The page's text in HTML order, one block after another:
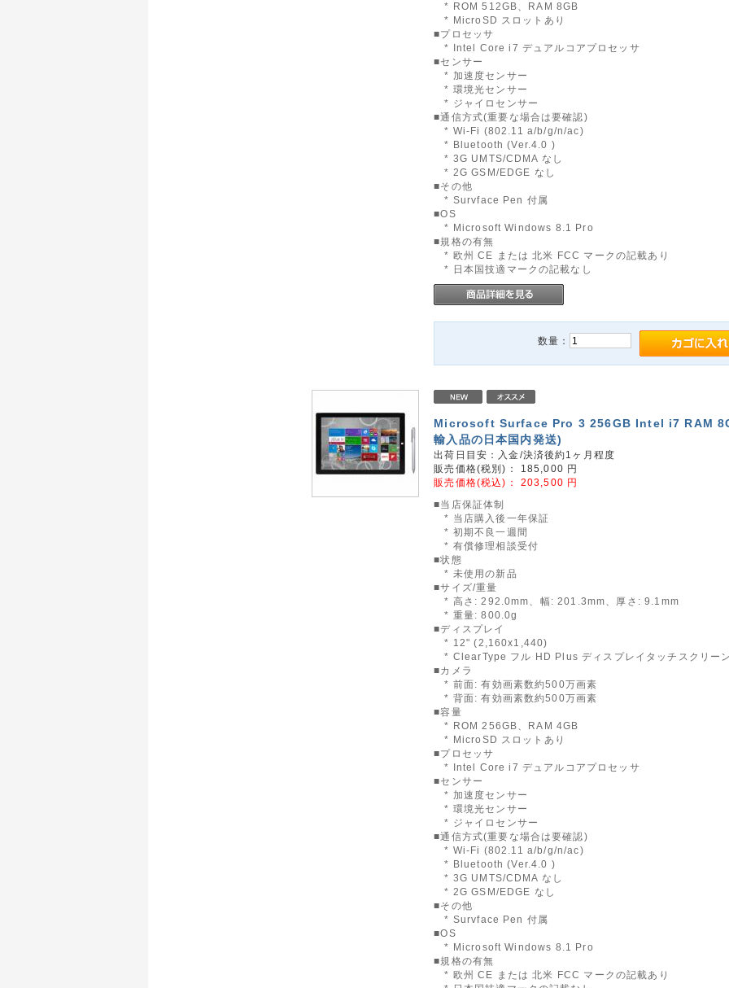
* ROM 512GB、RAM 8GB
* MicroSD スロットあり
■プロセッサ
* Intel Core i7 デュアルコアプロセッサ
■センサー
* 加速度センサー
* 環境光センサー
* ジャイロセンサー
■通信方式(重要な場合は要確認)
* Wi-Fi (802.11 a/b/g/n/ac)
* Bluetooth (Ver.4.0 )
* 3G UMTS/CDMA なし
* 2G GSM/EDGE なし
■その他
* Survface Pen 付属
■OS
* Microsoft Windows 8.1 Pro
■規格の有無
* 欧州 CE または 北米 FCC マークの記載あり
* 日本国技適マークの記載なし
数量：
Microsoft Surface Pro 3 256GB Intel i7 RAM
輸入品の日本国内発送)
出荷日目安：入金/決済後約1ヶ月程度
販売価格(税別)： 185,000 円
販売価格(税込)： 203,500 円
■当店保証体制
* 当店購入後一年保証
* 初期不良一週間
* 有償修理相談受付
■状態
* 未使用の新品
■サイズ/重量
* 高さ: 292.0mm、幅: 201.3mm、厚さ: 9.1mm
* 重量: 800.0g
■ディスプレイ
* 12" (2,160x1,440)
* ClearType フル HD Plus ディスプレイタッチスクリー
■カメラ
* 前面: 有効画素数約500万画素
* 背面: 有効画素数約500万画素
■容量
* ROM 256GB、RAM 4GB
* MicroSD スロットあり
■プロセッサ
* Intel Core i7 デュアルコアプロセッサ
■センサー
* 加速度センサー
* 環境光センサー
* ジャイロセンサー
■通信方式(重要な場合は要確認)
* Wi-Fi (802.11 a/b/g/n/ac)
* Bluetooth (Ver.4.0 )
* 3G UMTS/CDMA なし
* 2G GSM/EDGE なし
■その他
* Survface Pen 付属
■OS
* Microsoft Windows 8.1 Pro
■規格の有無
* 欧州 CE または 北米 FCC マークの記載あり